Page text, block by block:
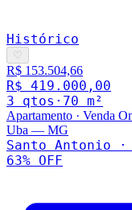
Histórico
♡
R$ 153.504,66
R$ 419.000,00
3 qtos · 70 m²
Apartamento · Venda
Uba — MG
Santo Antonio
63% OFF